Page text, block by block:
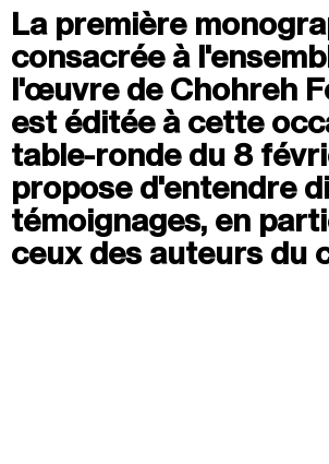
Samedi 08 août
15h00-16h00
Visite "Jardin des neuf soleils" de
Jeudi 20 août
19h00-22h30
Terrasses nocturnes avec DJ
19h30- 20h30
Visite contemplative "Mettez-
La première
consacrée à
l'œuvre de Chohreh
est éditée à cette
table-ronde du 8
propose d'entendre
témoignages, en
ceux des auteurs du